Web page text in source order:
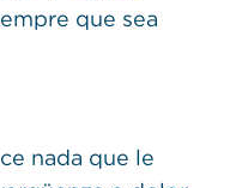
que sea
nada que le